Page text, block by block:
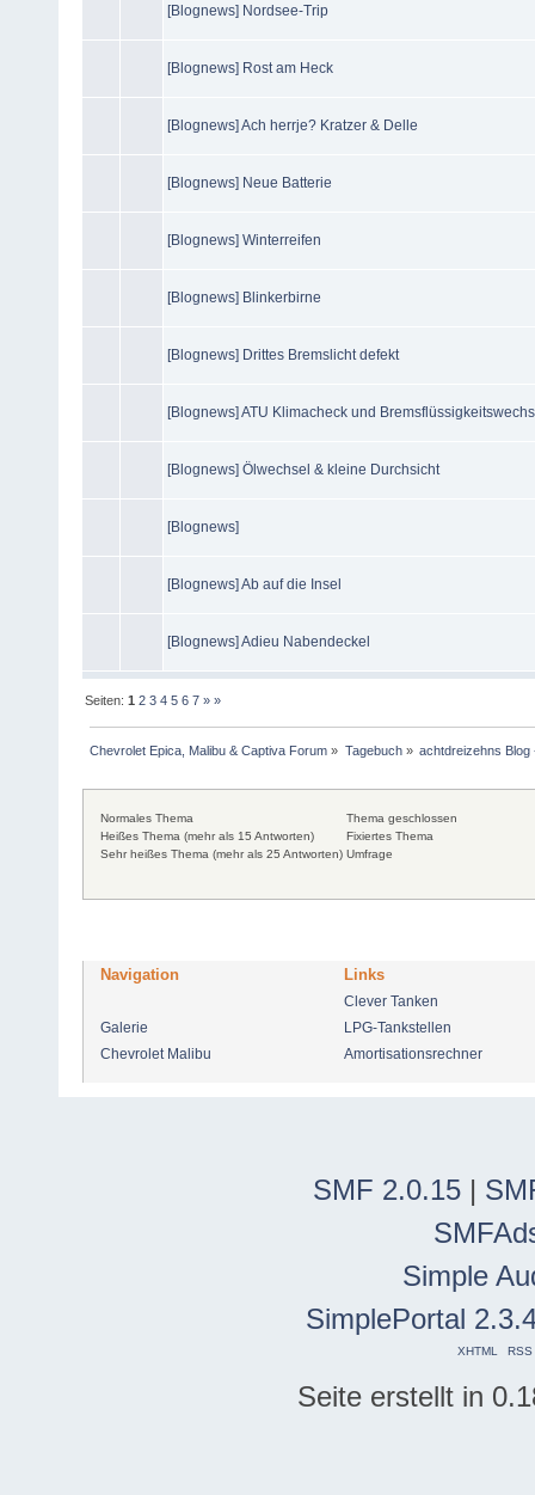
[Blognews] Nordsee-Trip
[Blognews] Rost am Heck
[Blognews] Ach herrje? Kratzer & Delle
[Blognews] Neue Batterie
[Blognews] Winterreifen
[Blognews] Blinkerbirne
[Blognews] Drittes Bremslicht defekt
[Blognews] ATU Klimacheck und
[Blognews] Ölwechsel & kleine Durchsicht
[Blognews]
[Blognews] Ab auf die Insel
[Blognews] Adieu Nabendeckel
Seiten:1 2 3 4 5 6 7 » »
Chevrolet Epica, Malibu & Captiva Forum » Tagebuch» achtdreizehns Blog
Normales Thema
Heißes Thema (mehr als 15 Antworten)
Sehr heißes Thema (mehr als 25 Antworten)
Thema geschlossen
Fixiertes Thema
Umfrage
Navigation Links
Clever Tanken
Galerie
LPG-Tankstellen
Chevrolet Malibu
Amortisationsrechner
SMF 2.0.15 |
Simple
SimplePortal
XHTML RSS
Seite erstellt in